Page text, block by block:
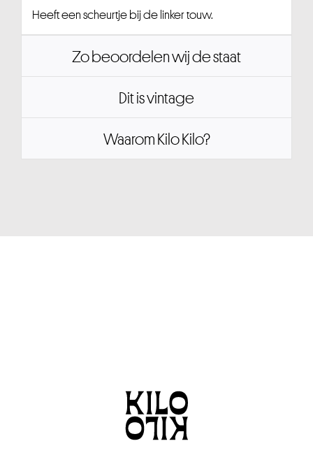
Heeft een scheurtje bij de linker touw.
Zo beoordelen wij de staat
Dit is vintage
Waarom Kilo Kilo?